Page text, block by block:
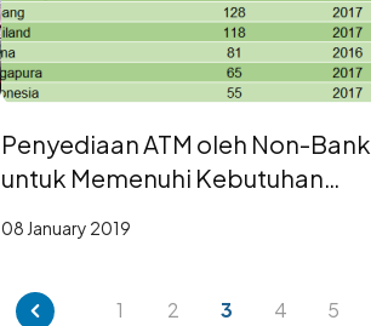
Penyediaan ATM oleh Non-Bank
untuk Memenuhi Kebutuhan
Masyarakat
08 January 2019
1 2 3 4 5